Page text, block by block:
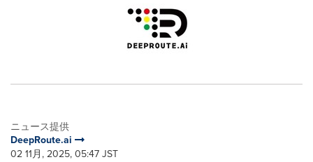
ニュース提供
DeepRoute.ai
02 11月, 2025, 05:47 JST